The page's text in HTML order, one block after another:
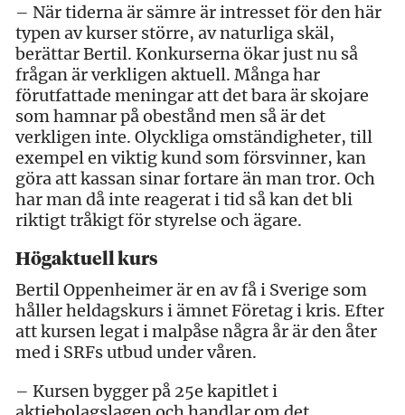
– När tiderna är sämre är intresset för den här
typen av kurser större, av naturliga skäl,
berättar Bertil. Konkurserna ökar just nu så
frågan är verkligen aktuell. Många har
förutfattade meningar att det bara är skojare
som hamnar på obestånd men så är det
verkligen inte. Olyckliga omständigheter, till
exempel en viktig kund som försvinner, kan
göra att kassan sinar fortare än man tror. Och
har man då inte reagerat i tid så kan det bli
riktigt tråkigt för styrelse och ägare.
Högaktuell kurs
Bertil Oppenheimer är en av få i Sverige som
håller heldagskurs i ämnet Företag i kris. Efter
att kursen legat i malpåse några år är den åter
med i SRFs utbud under våren.
– Kursen bygger på 25e kapitlet i